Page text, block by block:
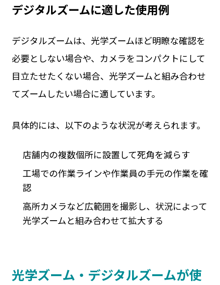
デジタルズームに適した使用例
デジタルズームは、光学ズームほど明瞭な確認を
必要としない場合や、カメラをコンパクトにして
目立たせたくない場合、光学ズームと組み合わせ
てズームしたい場合に適しています。
具体的には、以下のような状況が考えられます。
店舗内の複数個所に設置して死角を減らす
工場での作業ラインや作業員の手元の作業を確
認
高所カメラなど広範囲を撮影し、状況によって
光学ズームと組み合わせて拡大する
光学ズーム・デジタルズームが使